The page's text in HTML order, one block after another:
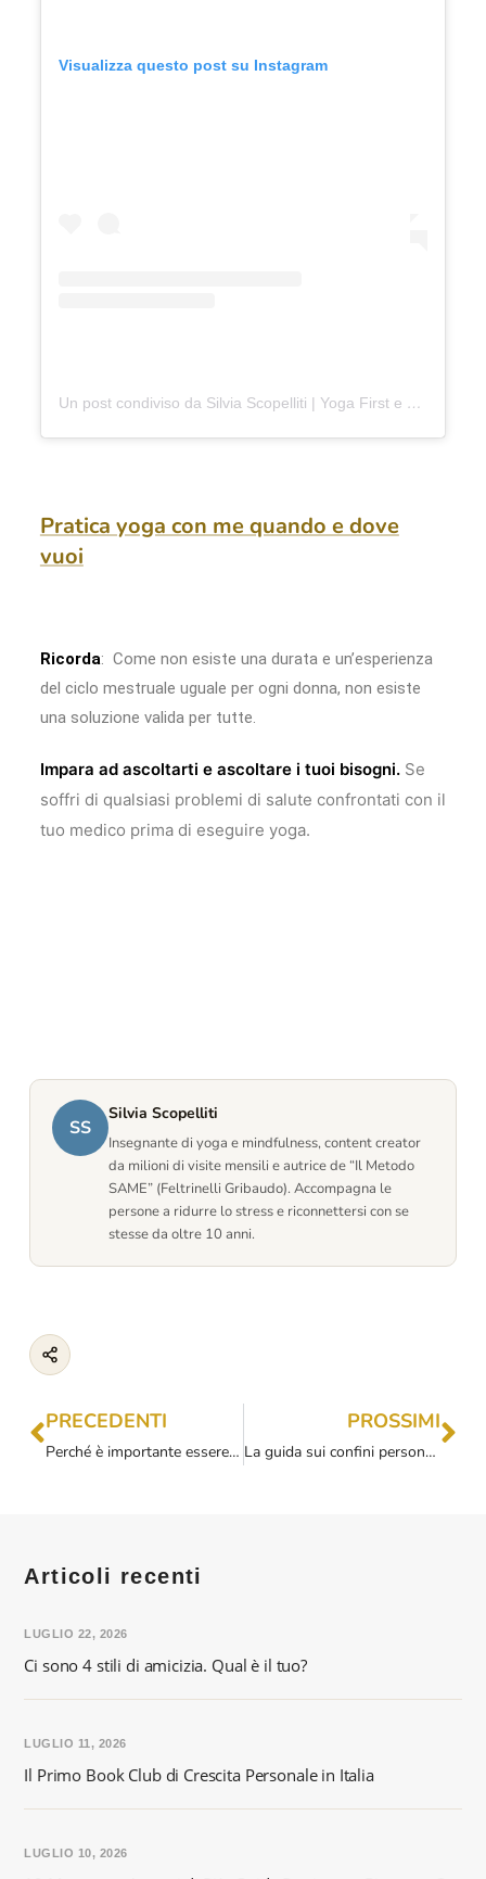
Visualizza questo post su Instagram
Un post condiviso da Silvia Scopelliti | Yoga First e Meditazione (@silvizz)
Pratica yoga con me quando e dove
vuoi
Ricorda: Come non esiste una durata e un’esperienza
del ciclo mestruale uguale per ogni donna, non esiste
una soluzione valida per tutte.
Impara ad ascoltarti e ascoltare i tuoi bisogni.Se
soffri di qualsiasi problemi di salute confrontati con il
tuo medico prima di eseguire yoga.
SS
Silvia Scopelliti
Insegnante di yoga e mindfulness, content creator
da milioni di visite mensili e autrice de “Il Metodo
SAME” (Feltrinelli Gribaudo). Accompagna le
persone a ridurre lo stress e riconnettersi con se
stesse da oltre 10 anni.
PRECEDENTI
Perché è importante essere felici e perché “non ne vale la pena” del resto
PROSSIMI
La guida sui confini personali: 7 regole da applicare per vivere al meglio
Articoli recenti
Ci sono 4 stili di amicizia. Qual è il tuo?
LUGLIO 22, 2026
Il Primo Book Club di Crescita Personale in Italia
LUGLIO 11, 2026
LUGLIO 10, 2026